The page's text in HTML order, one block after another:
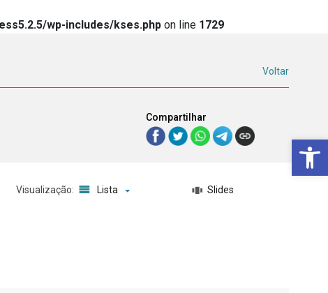
wp-includes/kses.php on line 1729
Voltar
Compartilhar
Visualização: Lista Slides